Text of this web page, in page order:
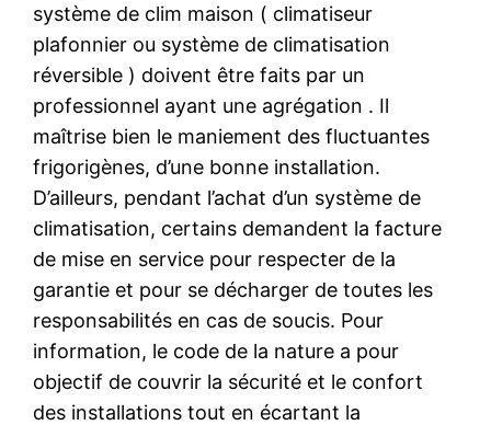
système de clim maison ( climatiseur
plafonnier ou système de climatisation
réversible ) doivent être faits par un
professionnel ayant une agrégation . Il
maîtrise bien le maniement des fluctuantes
frigorigènes, d’une bonne installation.
D’ailleurs, pendant l’achat d’un système de
climatisation, certains demandent la facture
de mise en service pour respecter de la
garantie et pour se décharger de toutes les
responsabilités en cas de soucis. Pour
information, le code de la nature a pour
objectif de couvrir la sécurité et le confort
des installations tout en écartant la